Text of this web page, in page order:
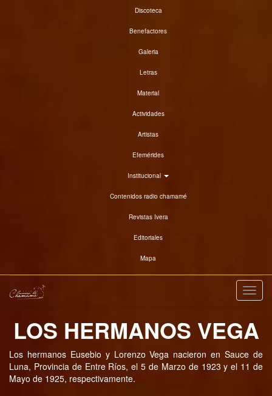
Discoteca
Benefactores
Galeria
Letras
Material
Actividades
Artistas
Efemérides
Institucional
Contenidos radio chamamé
Revistas Ivera
Editoriales
Mapa
LOS HERMANOS VEGA
Los hermanos Eusebio y Lorenzo Vega nacieron en Sauce de
Luna, Provincia de Entre Ríos, el 5 de Marzo de 1923 y el 11 de
Mayo de 1925, respectivamente.